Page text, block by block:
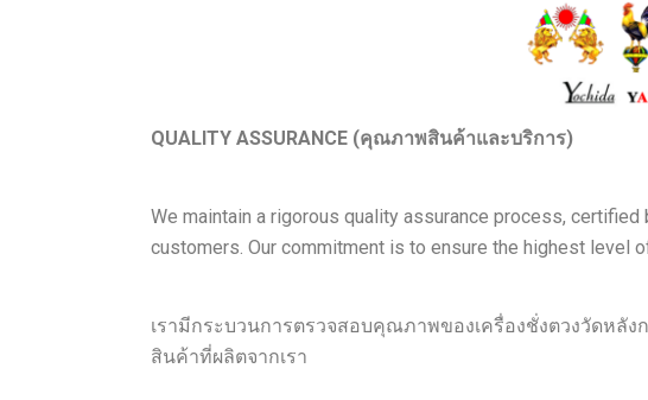
QUALITY ASSURANCE (คุณภาพสินค้าและบริการ)
We maintain a rigorous quality assurance process,
customers. Our commitment is to ensure the highest level
เรามีกระบวนการตรวจสอบคุณภาพของเครื่องชั่งตวงวัดห
สินค้าที่ผลิตจากเรา